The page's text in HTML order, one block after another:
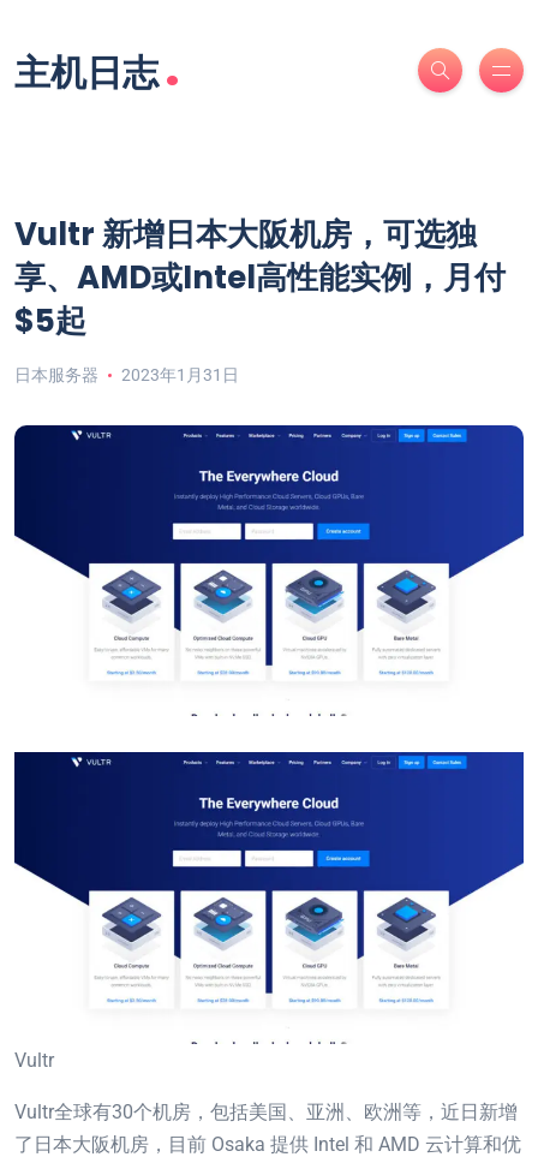
主机日志.
Vultr 新增日本大阪机房，可选独
享、AMD或Intel高性能实例，月付
$5起
日本服务器 2023年1月31日
Vultr
Vultr全球有30个机房，包括美国、亚洲、欧洲等，近日新增
了日本大阪机房，目前 Osaka 提供 Intel 和 AMD 云计算和优